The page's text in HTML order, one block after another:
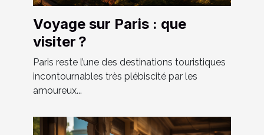
Voyage sur Paris : que
visiter ?
Paris reste l’une des destinations touristiques
incontournables très plébiscité par les
amoureux...